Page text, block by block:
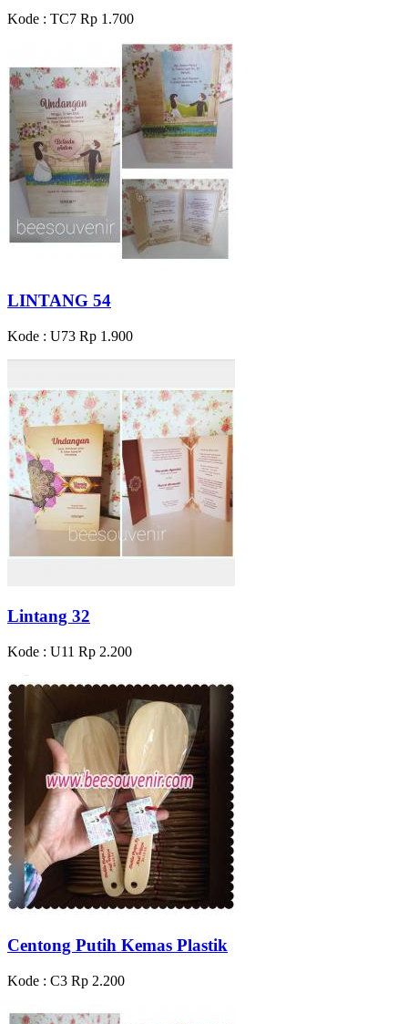
Kode : TC7 Rp 1.700
LINTANG 54
Kode : U73 Rp 1.900
Lintang 32
Kode : U11 Rp 2.200
Centong Putih Kemas Plastik
Kode : C3 Rp 2.200